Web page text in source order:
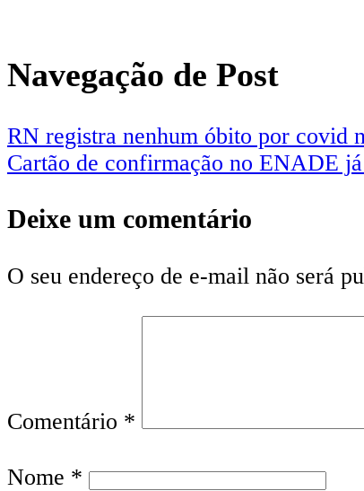
Navegação de Post
RN registra nenhum óbito por covid
Cartão de confirmação no ENADE
Deixe um comentário
O seu endereço de e-mail não será
Comentário *
Nome *